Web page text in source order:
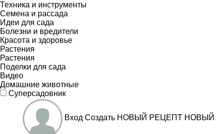
Техника и инструменты
Семена и рассада
Идеи для сада
Болезни и вредители
Красота и здоровье
Растения
Растения
Поделки для сада
Видео
Домашние животные
Суперсадовник
Вход Создать НОВЫЙ РЕЦЕПТ НОВЫЙ